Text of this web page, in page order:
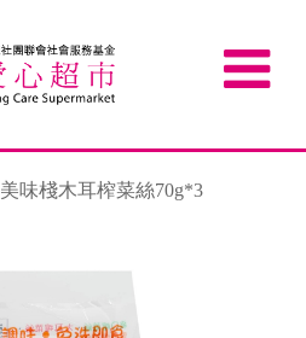
美味棧木耳榨菜絲70g*3